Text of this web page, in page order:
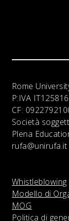
Rome
P:IVA
CF:
Società
Plena
rufa@unirufa.it
Whistleblowing
Modello di
MOG
Politica di